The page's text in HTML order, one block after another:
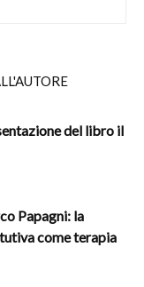
del libro il
Papagni: la
come terapia